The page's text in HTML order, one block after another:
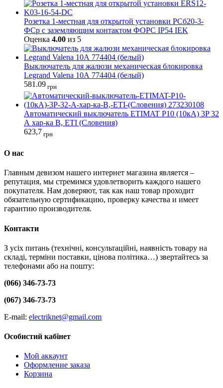
Розетка 1-местная для открытой установки РСб20-3-
ФСр с заземляющим контактом ФОРС IP54 IEK
Оценка 4.00 из 5
Выключатель для жалюзи механическая блокировка
Legrand Valena 10А 774404 (белый)
581.09 грн
Автоматический выключатель ETIMAT P10 (10кА) 3P 32
А хар-ка B, ETI (Словения)
623,7 грн
О нас
Главным девизом нашего интернет магазина является –
репутация, мы стремимся удовлетворить каждого нашего
покупателя. Нам доверяют, так как наш товар проходит
обязательную сертификацию, проверку качества и имеет
гарантию производителя.
Контакти
З усіх питань (технічні, консультаційні, наявність товару на
складі, терміни поставки, цінова політика…) звертайтесь за
телефонами або на пошту:
(066) 346-73-73
(067) 346-73-73
E-mail: electriknet@gmail.com
Особистий кабінет
Мой аккаунт
Оформление заказа
Корзина